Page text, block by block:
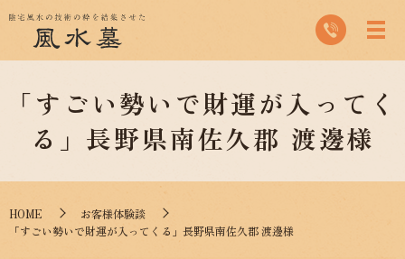
「すごい勢いで財運が入ってく
る」長野県南佐久郡 渡邊様
HOME
お客様体験談
「すごい勢いで財運が入ってくる」長野県南佐久郡 渡邊様